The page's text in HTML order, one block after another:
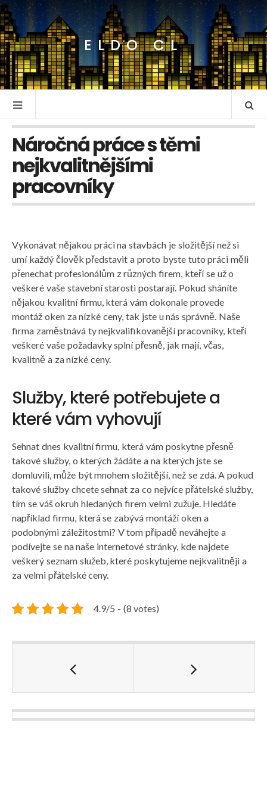
ELDO CL
Náročná práce s těmi
nejkvalitnějšími
pracovníky
Vykonávat nějakou práci na stavbách je složitější než si
umí každý člověk představit a proto byste tuto práci měli
přenechat profesionálům z různých firem, kteří se už o
veškeré vaše stavební starosti postarají. Pokud sháníte
nějakou kvalitní firmu, která vám dokonale provede
montáž oken za nízké ceny, tak jste u nás správně. Naše
firma zaměstnává ty nejkvalifikovanější pracovníky, kteří
veškeré vaše požadavky splní přesně, jak mají, včas,
kvalitně a za nízké ceny.
Služby, které potřebujete a
které vám vyhovují
Sehnat dnes kvalitní firmu, která vám poskytne přesně
takové služby, o kterých žádáte a na kterých jste se
domluvili, může být mnohem složitější, než se zdá. A pokud
takové služby chcete sehnat za co nejvíce přátelské služby,
tím se váš okruh hledaných firem velmi zužuje. Hledáte
například firmu, která se zabývámontáží okena
podobnými záležitostmi? V tom případě neváhejte a
podívejte se na naše internetové stránky, kde najdete
veškerý seznam služeb, které poskytujeme nejkvalitněji a
za velmi přátelské ceny.
4.9/5 - (8 votes)